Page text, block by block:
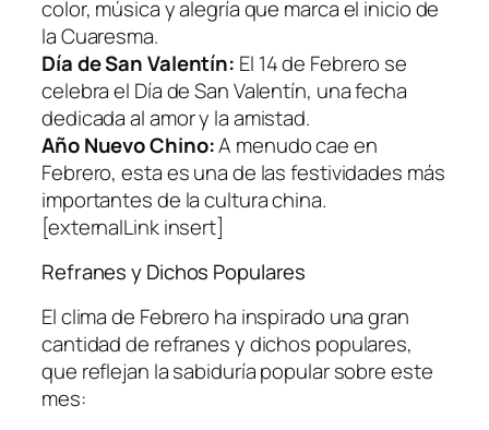
color, música y alegría que marca el inicio de
la Cuaresma.
Día de San Valentín: El 14 de Febrero se
celebra el Día de San Valentín, una fecha
dedicada al amor y la amistad.
Año Nuevo Chino:A menudo cae en
Febrero, esta es una de las festividades más
importantes de la cultura china.
[externalLink insert]
Refranes y Dichos Populares
El clima de Febrero ha inspirado una gran
cantidad de refranes y dichos populares,
que reflejan la sabiduría popular sobre este
mes: